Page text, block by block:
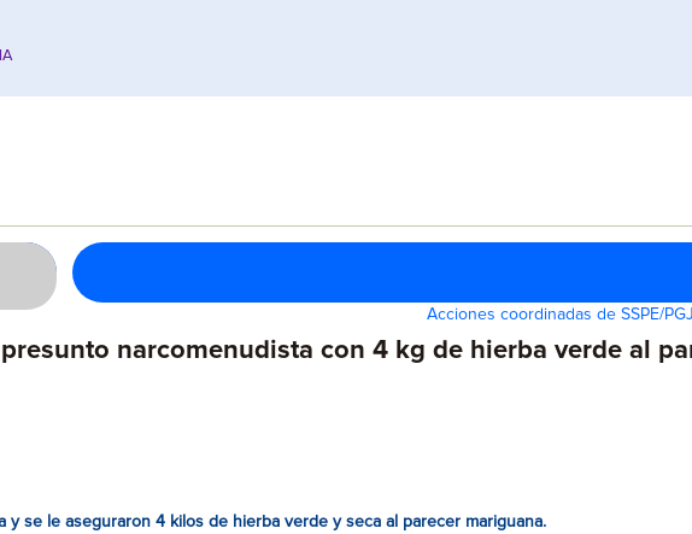
Acciones coordinadas de SSPE/
narcomenudista con 4 kg de hierba verde al
y se le aseguraron 4 kilos de hierba verde y seca al parecer mariguana.